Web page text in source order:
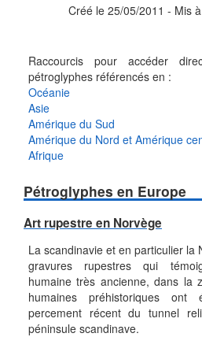
Créé le 25/05/2011 - Mis
Raccourcis pour accéder
pétroglyphes référencés en :
Océanie
Asie
Amérique du Sud
Amérique du Nord et Amérique
Afrique
Pétroglyphes en Europe
Art rupestre en Norvège
La scandinavie et en particulier la
gravures rupestres qui
humaine très ancienne, dans la
humaines préhistoriques
percement récent du tunnel
péninsule scandinave.